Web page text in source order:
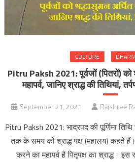
CULTURE
Pitru Paksh 2021: पूर्वजों (पितरों) को
महापर्व, जानिए श्राद्ध की तिथियां,
September 21, 2021 Rajshree
Pitru Paksh 2021: भाद्रपद की पूर्णिमा
तक के समय को श्राद्ध पक्ष (महालय) कहते
करने का महापर्व है पितृपक्ष का श्राद्ध। इस